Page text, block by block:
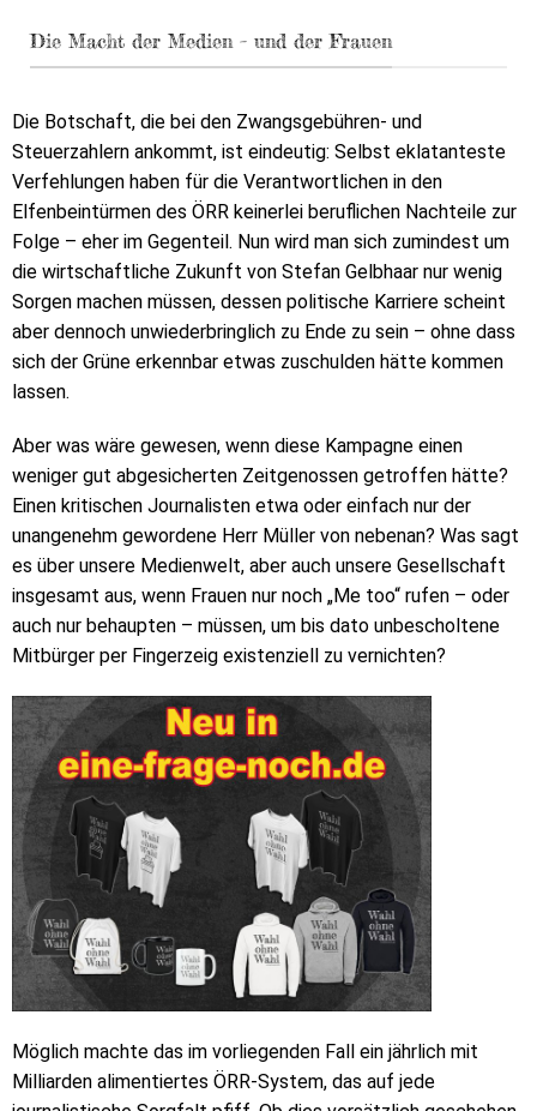
Die Macht der Medien – und der Frauen
Die Botschaft, die bei den Zwangsgebühren- und
Steuerzahlern ankommt, ist eindeutig: Selbst eklatanteste
Verfehlungen haben für die Verantwortlichen in den
Elfenbeintürmen des ÖRR keinerlei beruflichen Nachteile zur
Folge – eher im Gegenteil. Nun wird man sich zumindest um
die wirtschaftliche Zukunft von Stefan Gelbhaar nur wenig
Sorgen machen müssen, dessen politische Karriere scheint
aber dennoch unwiederbringlich zu Ende zu sein – ohne dass
sich der Grüne erkennbar etwas zuschulden hätte kommen
lassen.
Aber was wäre gewesen, wenn diese Kampagne einen
weniger gut abgesicherten Zeitgenossen getroffen hätte?
Einen kritischen Journalisten etwa oder einfach nur der
unangenehm gewordene Herr Müller von nebenan? Was sagt
es über unsere Medienwelt, aber auch unsere Gesellschaft
insgesamt aus, wenn Frauen nur noch „Me too“ rufen – oder
auch nur behaupten – müssen, um bis dato unbescholtene
Mitbürger per Fingerzeig existenziell zu vernichten?
Möglich machte das im vorliegenden Fall ein jährlich mit
Milliarden alimentiertes ÖRR-System, das auf jede